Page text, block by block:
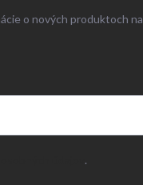
o nových produktoch na
.